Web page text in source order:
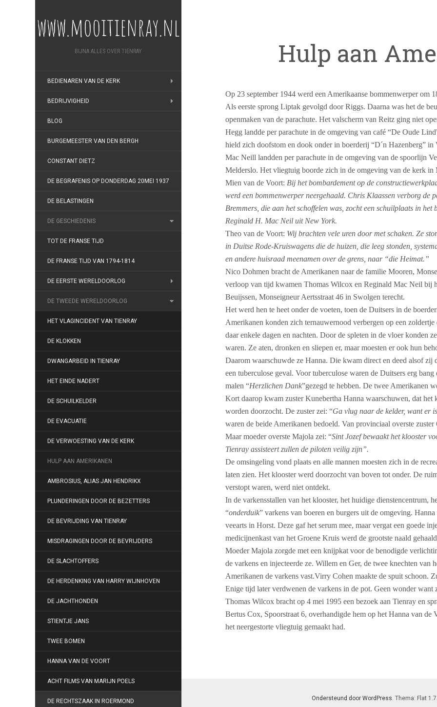
www.mooitienray.nl
BIJNA ALLES OVER TIENRAY
BEDIENAREN VAN DE KERK
BEDRIJVIGHEID
BLOG
BURGEMEESTER VAN DEN BERGH
CONSTANT DIETZ
DE BEGRAFENIS OP DONDERDAG 20MEI 1937
DE BELASTINGEN
DE GESCHIEDENIS
TOT DE FRANSE TIJD
DE FRANSE TIJD VAN 1794-1814
DE EERSTE WERELDOORLOG
DE TWEEDE WERELDOORLOG
HET VLAGINCIDENT VAN TIENRAY
DE KLOKKEN
DWANGARBEID IN TIENRAY
HET EINDE NADERT
DE SCHUILKELDER
DE EVACUATIE
DE VERWOESTING VAN DE KERK
HULP AAN AMERIKANEN
AMBROSIUS, ALIAS JAN HENDRIKX
PLUNDERINGEN DOOR DE BEZETTERS
DE BEVRIJDING VAN TIENRAY
MISDRAGINGEN DOOR DE BEVRIJDERS
DE SLACHTOFFERS
DE HERDENKING VAN HARRY WIJNHOVEN
DE JACHTHONDEN
STIENTJE JANS
TWEE BOMEN
HANNA VAN DE VOORT
ACHT FILMS VAN MARIJN POELS
DE RECHTSZAAK IN ROERMOND
Hulp aan
Op 23 september 1944 werd een Amerikaanse bommenwerper om
Als eerste sprong Liptak gevolgd door Riggs. Daarna was het de
openmaken van de parachute. Het valscherm van Reitz ging niet
Hegg landde per parachute in de omgeving van café “De Oude
hield zich doofstom en dook onder in boerderij “D´n Hazenberg”
Mac Neill landden per parachute in de omgeving van de spoorlijn
Melderslo. Het vliegtuig boorde zich in de omgeving van de kerk in
Mien van de Voort: Bij het bombardement op de
werd een bommenwerper neergehaald. Chris Klaassen verborg de
Bremmers, die aan het schoffelen was, zocht een schuilplaats in
Reginald H. Mac Neil uit New York.
Theo van de Voort: Wij brachten vele uren door met schaken. Ze
in Duitse Rode-Kruiswagens die de huizen, die leeg stonden,
en andere huisraad meenamen over de grens, naar “die Heimat.”
Nico Dohmen bracht de Amerikanen naar de familie Mooren,
verloop van tijd kwamen Thomas Wilcox en Reginald Mac Neil bij
Beuijssen, Monseigneur Aertsstraat 46 in Swolgen terecht.
Het werd hen te heet onder de voeten, toen de Duitsers in de
Amerikanen konden zich ternauwernood verbergen op een
daar enkele dagen en nachten. Door de spleten in de vloer konden
waren. Ze aten, dronken en sliepen er, maar moesten er ook hun
Daarom waarschuwde ze Hanna. Die kwam direct en deed alsof zij
een tuberculose geval. Voor tuberculose waren de Duitsers erg
malen “Herzlichen Dank”gezegd te hebben. De twee Amerikanen
Kort daarop kwam zuster Kunebertha Hanna waarschuwen, dat het
worden doorzocht. De zuster zei: “Ga vlug naar de kelder, want er
waren de beide Amerikanen bedoeld. Van provinciaal overste
Maar moeder overste Majola zei: “Sint Jozef bewaakt het klooster
Tienray assisteert zullen de piloten veilig zijn”.
De omsingeling vond plaats en alle mannen moesten zich in de
laten zien. Het klooster werd doorzocht van boven tot onder. De
verstopt waren, werd niet ontdekt.
In de varkensstallen van het klooster, het huidige dienstencentrum,
“onderduik” varkens van boeren en burgers uit de omgeving.
veearts in Horst. Deze gaf het serum mee, maar vergat een goede
medicijnenkast van het Groene Kruis werd de grootste naald
Moeder Majola zorgde met een knijpkat voor de benodigde
de varkens en injecteerde ze. Willem en Ger, de twee knechten van
Amerikanen de varkens vast.Virry Cohen maakte de spuit schoon.
Enige tijd later verdwenen de varkens in de pot. Geen wonder want
Thomas Wilcox bracht op 4 mei 1995 een bezoek aan Tienray en
Bertus Cox, Spoorstraat 6, overhandigde hem op het Hanna van
het neergestorte vliegtuig gemaakt had.
Ondersteund door WordPress. Thema: Flat